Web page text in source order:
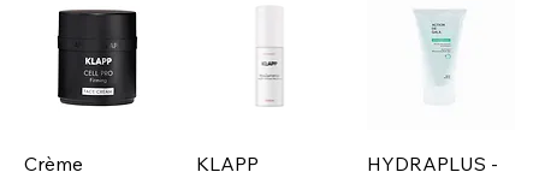
Crème
KLAPP
HYDRAPLUS -